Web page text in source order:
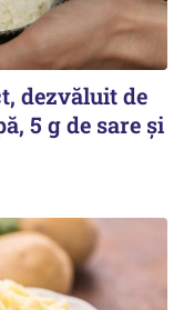
dezvăluit de
5 g de sare și